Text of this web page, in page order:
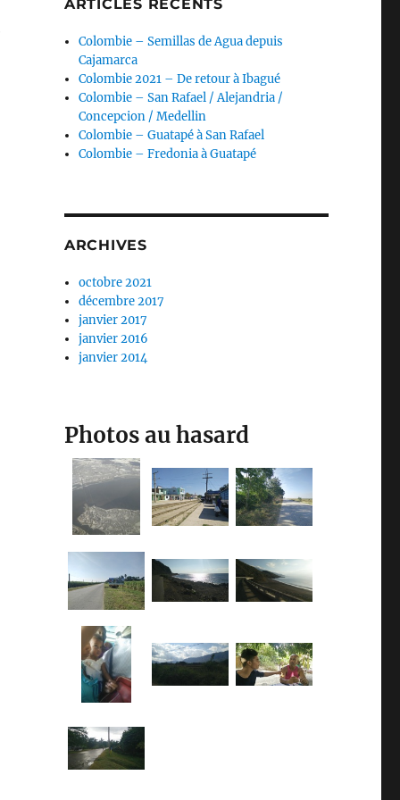
ARTICLES RÉCENTS
Colombie – Semillas de Agua depuis
Cajamarca
Colombie 2021 – De retour à Ibagué
Colombie – San Rafael / Alejandria /
Concepcion / Medellin
Colombie – Guatapé à San Rafael
Colombie – Fredonia à Guatapé
ARCHIVES
octobre 2021
décembre 2017
janvier 2017
janvier 2016
janvier 2014
Photos au hasard